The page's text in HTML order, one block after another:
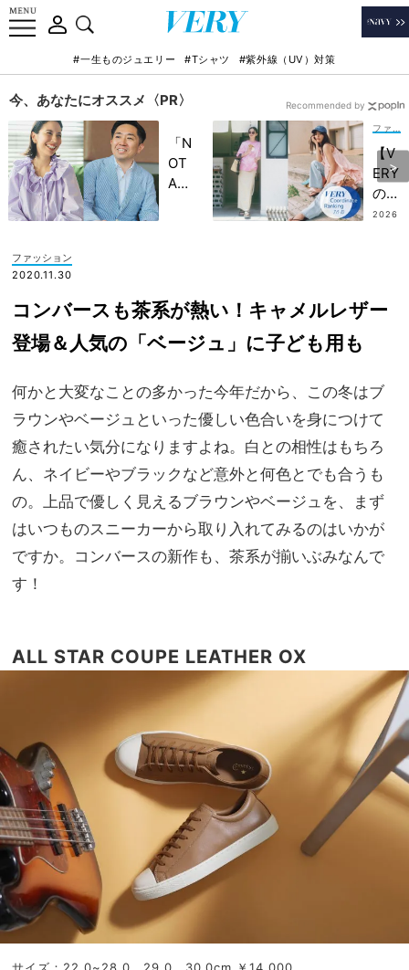
#一生ものジュエリー #Tシャツ #紫外線（UV）対策
今、あなたにオススメ〈PR〉
「N
OT
A
記憶
に一
生残
【極
上の
家族
旅】
を
【V
ERY
の人
気コ
休み
ュア
ル』
クし
てオ
シャ
レ！
｜
7/1
2026
Recommended by
ファッション
2020.11.30
コンバースも茶系が熱い！キャメルレザー
登場＆人気の「ベージュ」に子ども用も
何かと大変なことの多かった今年だから、この冬はブ
ラウンやベージュといった優しい色合いを身につけて
癒されたい気分になりますよね。白との相性はもちろ
ん、ネイビーやブラックなど意外と何色とでも合うも
の。上品で優しく見えるブラウンやベージュを、まず
はいつものスニーカーから取り入れてみるのはいかが
ですか。コンバースの新作も、茶系が揃いぶみなんで
す！
ALL STAR COUPE LEATHER OX
サイズ：22.0~28.0、29.0、30.0cm ￥14,000